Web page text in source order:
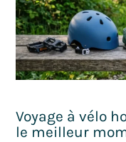
Voyage à vélo
le meilleur